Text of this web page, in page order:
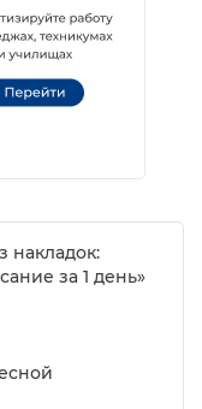
накладок:
за 1 день»